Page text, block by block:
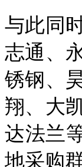
与此同
志通、
锈钢、
翔、大
达法兰
地采购